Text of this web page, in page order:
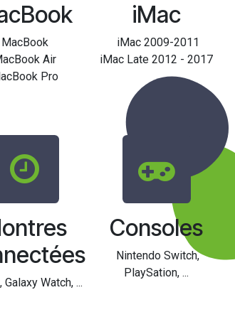
MacBook
Air
Pro
iMac
iMac 2009-2011
iMac Late 2012 - 2017
Galaxy Watch, ...
Consoles
Nintendo Switch,
PlaySation, ...